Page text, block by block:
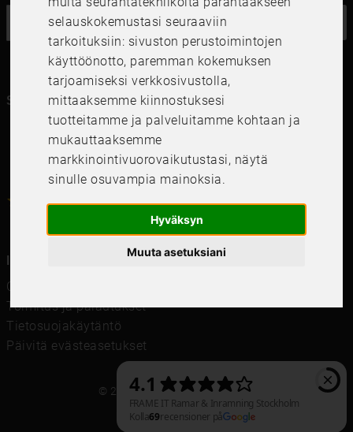
selauskokemustasi seuraaviin
tarkoituksiin: sivuston perustoimintojen
käyttöönotto, paremman kokemuksen
tarjoamiseksi verkkosivustolla,
mittaaksemme kiinnostuksesi
tuotteitamme ja palveluitamme kohtaan ja
mukauttaaksemme
markkinointivuorovaikutustasi, näytä
sinulle osuvampia mainoksia.
Hyväksyn
Muuta asetuksiani
Seuraa meitä kanavillasi
4.6 / 5 1000+Recensioner
Ostoehdot
Toimitus ja palautukset
Tietosuojakäytäntö
Päivitä evästeasetukset
© 2021 Frame It International